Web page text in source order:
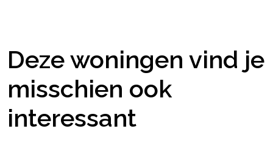
Deze woningen vind je
misschien ook
interessant